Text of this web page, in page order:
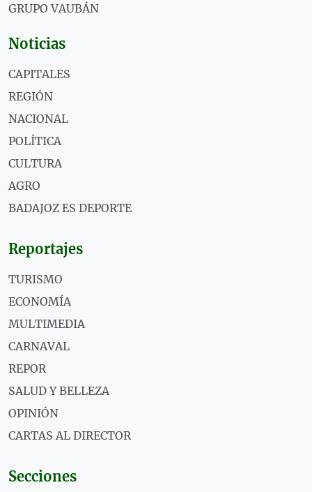
GRUPO VAUBÁN
Noticias
CAPITALES
REGIÓN
NACIONAL
POLÍTICA
CULTURA
AGRO
BADAJOZ ES DEPORTE
Reportajes
TURISMO
ECONOMÍA
MULTIMEDIA
CARNAVAL
REPOR
SALUD Y BELLEZA
OPINIÓN
CARTAS AL DIRECTOR
Secciones